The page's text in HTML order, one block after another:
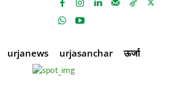
urjanews urjasanchar ऊर्जा